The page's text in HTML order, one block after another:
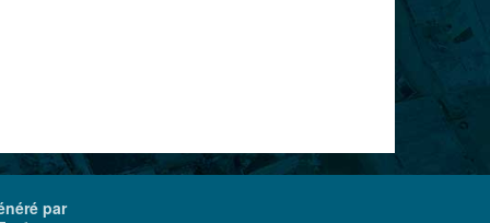
par